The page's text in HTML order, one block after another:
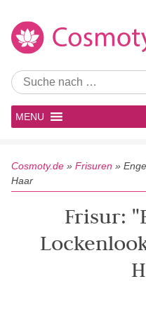
MENU
Cosmoty.de » Frisuren »
Haar
Frisur: